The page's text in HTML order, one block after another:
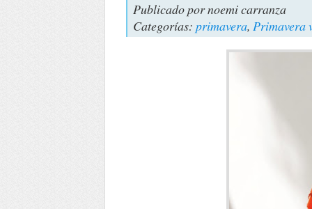
Publicado pornoemi carranza
Categorías: primavera, Primavera